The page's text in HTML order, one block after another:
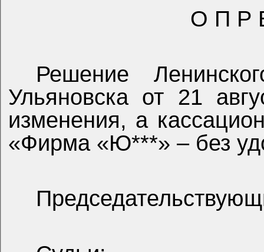
О П Р
Решение
Ульяновска от 21
изменения, а
«Фирма «Ю***» – без